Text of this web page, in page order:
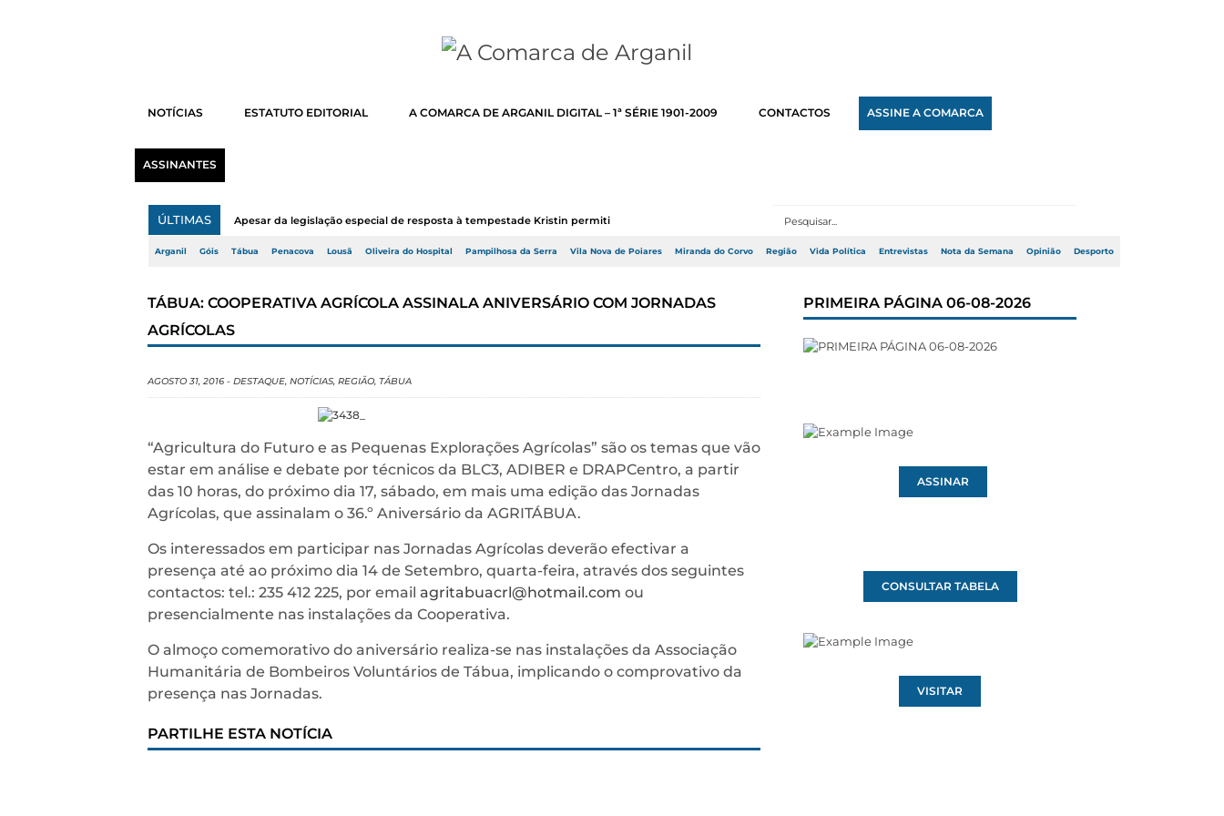
NOTÍCIAS ESTATUTO EDITORIAL A COMARCA DE ARGANIL DIGITAL – 1ª SÉRIE 1901-2009 CONTACTOS ASSINE A COMARCA
ASSINANTES
ÚLTIMAS Apesar da legislação especial de resposta à tempestade Kristin permitir a adj...
Arganil Góis Tábua Penacova Lousã Oliveira do Hospital Pampilhosa da Serra Vila Nova de Poiares Miranda do Corvo Região Vida Política Entrevistas Nota da Semana Opinião Desporto
TÁBUA: COOPERATIVA AGRÍCOLA ASSINALA ANIVERSÁRIO COM JORNADAS
AGRÍCOLAS
AGOSTO 31, 2016 - DESTAQUE, NOTÍCIAS, REGIÃO, TÁBUA
“Agricultura do Futuro e as Pequenas Explorações Agrícolas” são os temas que vão
estar em análise e debate por técnicos da BLC3, ADIBER e DRAPCentro, a partir
das 10 horas, do próximo dia 17, sábado, em mais uma edição das Jornadas
Agrícolas, que assinalam o 36.º Aniversário da AGRITÁBUA.
Os interessados em participar nas Jornadas Agrícolas deverão efectivar a
presença até ao próximo dia 14 de Setembro, quarta-feira, através dos seguintes
contactos: tel.: 235 412 225, por email agritabuacrl@hotmail.com ou
presencialmente nas instalações da Cooperativa.
O almoço comemorativo do aniversário realiza-se nas instalações da Associação
Humanitária de Bombeiros Voluntários de Tábua, implicando o comprovativo da
presença nas Jornadas.
PARTILHE ESTA NOTÍCIA
PRIMEIRA PÁGINA 06-08-2026
ASSINAR
CONSULTAR TABELA
VISITAR